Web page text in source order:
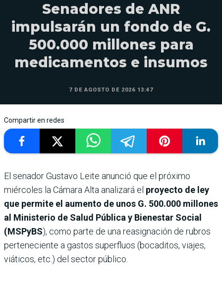
Senadores de ANR
impulsarán un fondo de G.
500.000 millones para
medicamentos e insumos
7 DE AGOSTO DE 2026 13:47
Compartir en redes
El senador Gustavo Leite anunció que el próximo
miércoles la Cámara Alta analizará el proyecto de ley
que permite el aumento de unos G. 500.000 millones
al Ministerio de Salud Pública y Bienestar Social
(MSPyBS), como parte de una reasignación de rubros
perteneciente a gastos superfluos (bocaditos, viajes,
viáticos, etc.) del sector público.